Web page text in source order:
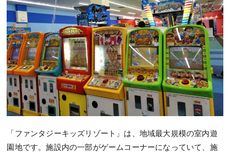
「ファンタジーキッズリゾート」は、地域最大規模の室内遊
園地です。施設内の一部がゲームコーナーになっていて、施